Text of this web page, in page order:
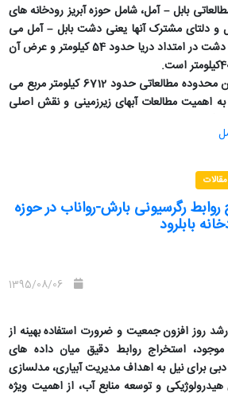
بابل – آمل، شامل حوزه آبریز رودخانه های
و دلتای مشترک آنها یعنی دشت بابل – آمل می
باشد طول دشت در امتداد دریا حدود 54 کیلومتر و عرض آن
وسعت این محدوده مطالعاتی حدود 6712 کیلومتر مربع می
به اهمیت مطالعات آبهای زیرزمینی و نقش اصلی
از داده های حاصل از لوگ های ژئوفیزیکی و
گردد.
روابط رگرسیونی بارش-رواناب در حوزه
بابلرود
رشد روز افزون جمعیت و ضرورت استفاده بهینه از
موجود، استخراج روابط دقیق میان داده های
دبی برای نیل به اهداف مدیریت آبیاری، مدلسازی
هیدرولوژیکی و توسعه منابع آب، از اهمیت ویژه